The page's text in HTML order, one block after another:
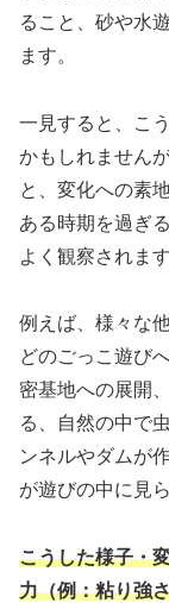
ること、砂や水
ます。
一見すると、こ
かもしれません
と、変化への素
ある時期を過ぎ
よく観察されます
例えば、様々な
どのごっこ遊び
密基地への展開
る、自然の中で
ンネルやダムが
が遊びの中に見
こうした様子・
力（例：粘り強